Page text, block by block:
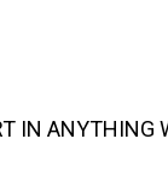
IN ANYTHING